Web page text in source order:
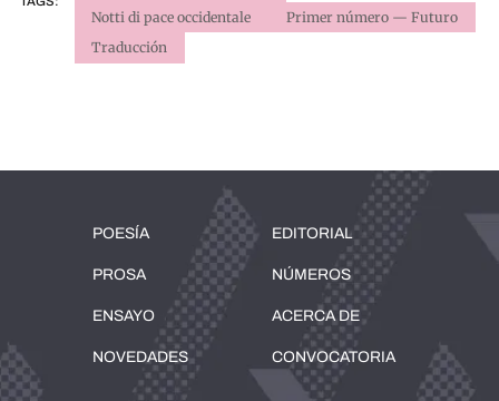
Notti di pace occidentale
Primer número — Futuro
Traducción
POESÍA
PROSA
ENSAYO
NOVEDADES
EDITORIAL
NÚMEROS
ACERCA DE
CONVOCATORIA